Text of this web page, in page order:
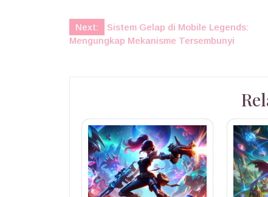
Post
navigation
Next:
Sistem Gelap di Mobile Legends:
Mengungkap Mekanisme Tersembunyi